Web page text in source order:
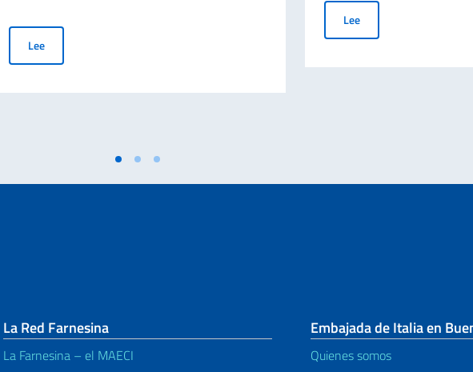
de ADASIM (Fundación Dante Alighieri Escuelas Italianas en el Mundo).
LeeEl Embajador Fabrizio Nicoletti otorgó la condecoración de Cavaliere dell’Ordine della
LeeEl Embajador Nicoletti
La Red Farnesina
La Farnesina – el MAECI
Embajada de Italia en
Quienes somos